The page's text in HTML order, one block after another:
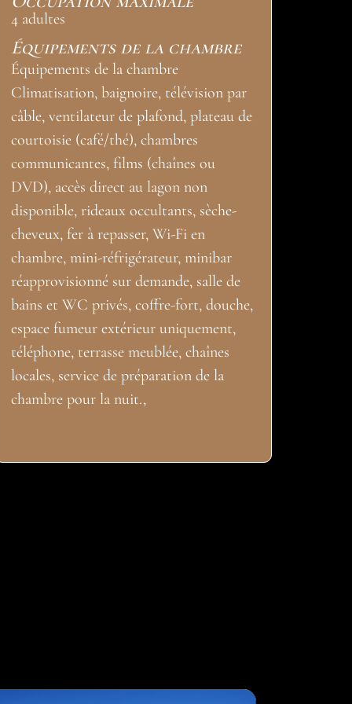
4 adultes
Équipements de la chambre
Équipements de la chambre
Climatisation, baignoire, télévision par
câble, ventilateur de plafond, plateau de
courtoisie (café/thé), chambres
communicantes, films (chaînes ou
DVD), accès direct au lagon non
disponible, rideaux occultants, sèche-
cheveux, fer à repasser, Wi-Fi en
chambre, mini-réfrigérateur, minibar
réapprovisionné sur demande, salle de
bains et WC privés, coffre-fort, douche,
espace fumeur extérieur uniquement,
téléphone, terrasse meublée, chaînes
locales, service de préparation de la
chambre pour la nuit.,